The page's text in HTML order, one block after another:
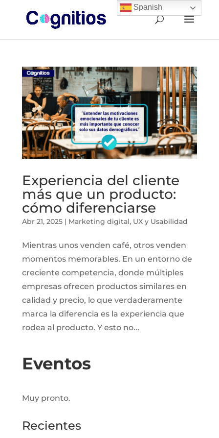
Experiencia del cliente
más que un producto:
cómo diferenciarse
Abr 21, 2025| Marketing digital, UX y Usabilidad
Mientras unos venden café, otros venden
momentos memorables. En un entorno de
creciente competencia, donde múltiples
empresas ofrecen productos similares en
calidad y precio, lo que verdaderamente
marca la diferencia es la experiencia que
rodea al producto. Y esto no...
Eventos
Muy pronto.
Recientes
Spanish